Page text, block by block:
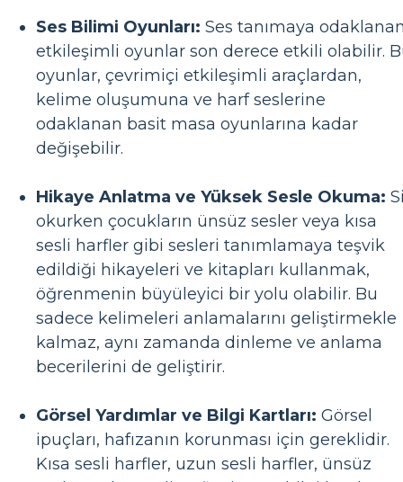
Ses Bilimi Oyunları: Ses tanımaya
etkileşimli oyunlar son derece etkili olabilir.
oyunlar, çevrimiçi etkileşimli araçlardan,
kelime oluşumuna ve harf seslerine
odaklanan basit masa oyunlarına kadar
değişebilir.
Hikaye Anlatma ve Yüksek Sesle Okuma:
okurken çocukların ünsüz sesler veya kısa
sesli harfler gibi sesleri tanımlamaya teşvik
edildiği hikayeleri ve kitapları kullanmak,
öğrenmenin büyüleyici bir yolu olabilir. Bu
sadece kelimeleri anlamalarını geliştirmekle
kalmaz, aynı zamanda dinleme ve anlama
becerilerini de geliştirir.
Görsel Yardımlar ve Bilgi Kartları: Görsel
ipuçları, hafızanın korunması için gereklidir.
Kısa sesli harfler, uzun sesli harfler, ünsüz